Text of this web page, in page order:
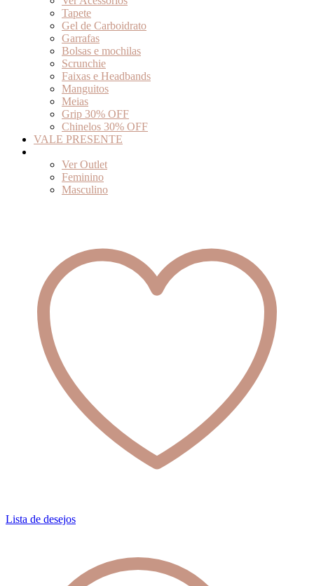
Tapete
Gel de Carboidrato
Garrafas
Bolsas e mochilas
Scrunchie
Faixas e Headbands
Manguitos
Meias
Grip 30% OFF
Chinelos 30% OFF
VALE PRESENTE
Ver Outlet
Feminino
Masculino
Lista de desejos